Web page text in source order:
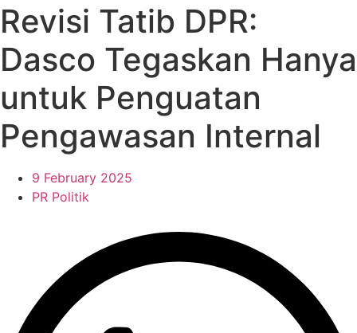
Revisi Tatib DPR:
Dasco Tegaskan Hanya
untuk Penguatan
Pengawasan Internal
9 February 2025
PR Politik